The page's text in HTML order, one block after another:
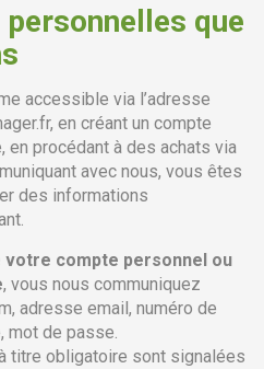
personnelles que
accessible via l’adresse
en créant un compte
procédant à des achats via
avec nous, vous êtes
des informations
votre compte personnel ou
, vous nous communiquez
adresse email, numéro de
mot de passe.
titre obligatoire sont signalées